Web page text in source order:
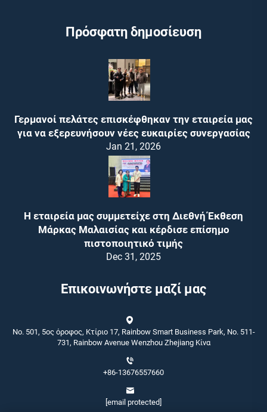
Πρόσφατη δημοσίευση
Γερμανοί πελάτες επισκέφθηκαν την εταιρεία μας
για να εξερευνήσουν νέες ευκαιρίες συνεργασίας
Jan 21, 2026
Η εταιρεία μας συμμετείχε στη Διεθνή Έκθεση
Μάρκας Μαλαισίας και κέρδισε επίσημο
πιστοποιητικό τιμής
Dec 31, 2025
Επικοινωνήστε μαζί μας
No. 501, 5ος όροφος, Κτίριο 17, Rainbow Smart Business Park, No. 511-
731, Rainbow Avenue Wenzhou Zhejiang Κίνα
+86-13676557660
[email protected]